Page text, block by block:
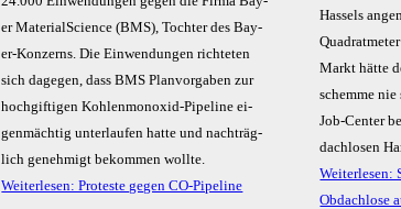
er Ma­te­ri­al­Sci­ence (BMS), Toch­ter des Bay­
er-Kon­zerns. Die Ein­wen­dun­gen rich­te­ten
sich da­ge­gen, dass BMS Plan­vor­ga­ben zur
hoch­gif­ti­gen Koh­len­mon­oxid-Pipe­line ei­
gen­mäch­tig un­ter­lau­fen hat­te und nach­träg­
lich ge­neh­migt be­kom­men woll­te.
Weiterlesen: Proteste gegen CO-Pipeline
Has­sels
Markt hät­te
schem­me
Job-Cen­ter
dach­lo­sen
Weiterlesen:
Obdachlose